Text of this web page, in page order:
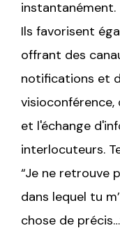
instantanément.
Ils favorisent
offrant des
notifications et
et l'échange
interlocuteurs.
“Je ne retrouve
dans lequel tu
chose de